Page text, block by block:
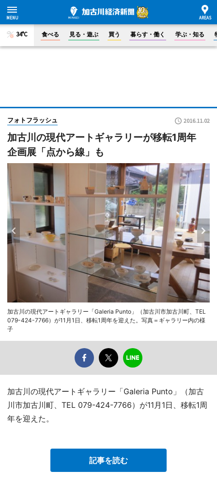
34°C 食べる 見る・遊ぶ 買う 暮らす・働く 学ぶ・知る
フォトフラッシュ 2016.11.02
加古川の現代アートギャラリーが移転1周年
企画展「点から線」も
加古川の現代アートギャラリー「Galeria Punto」（加古川市加古川町、TEL
079-424-7766）が11月1日、移転1周年を迎えた。写真＝ギャラリー内の様
子
加古川の現代アートギャラリー「Galeria Punto」（加古
川市加古川町、TEL 079-424-7766）が11月1日、移転1周
年を迎えた。
記事を読む